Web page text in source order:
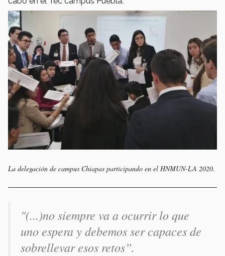
La delegación de campus Chiapas participando en el HNMUN-LA 2020.
"(...)no siempre va a ocurrir lo que
uno espera y debemos ser capaces de
sobrellevar esos retos”.